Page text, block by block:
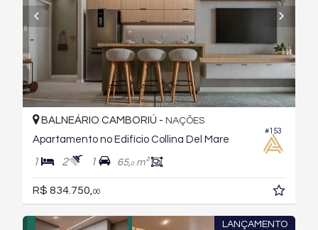
#153
BALNEÁRIO CAMBORIÚ - NAÇÕES
Apartamento no Edifício Collina Del Mare
1 2 1 65,0m²
R$ 834.750,00
LANÇAMENTO